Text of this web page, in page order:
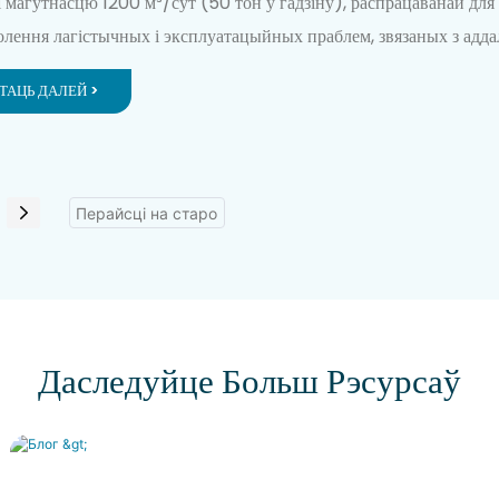
лагістычных і эксплуатацыйных праблем, звязаных з
ў халодным клімаце.
ДАЛЕЙ >
Даследуйце Больш Рэсурсаў